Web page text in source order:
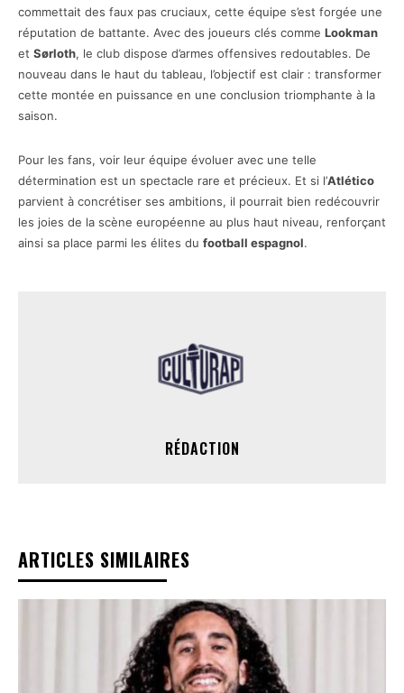
commettait des faux pas cruciaux, cette équipe s’est forgée une
réputation de battante. Avec des joueurs clés comme Lookman
et Sørloth, le club dispose d’armes offensives redoutables. De
nouveau dans le haut du tableau, l’objectif est clair : transformer
cette montée en puissance en une conclusion triomphante à la
saison.
Pour les fans, voir leur équipe évoluer avec une telle
détermination est un spectacle rare et précieux. Et si l’Atlético
parvient à concrétiser ses ambitions, il pourrait bien redécouvrir
les joies de la scène européenne au plus haut niveau, renforçant
ainsi sa place parmi les élites du football espagnol.
RÉDACTION
ARTICLES SIMILAIRES